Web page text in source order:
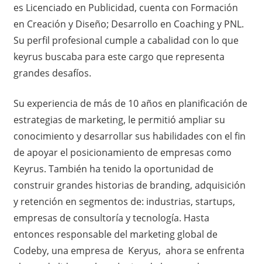
es Licenciado en Publicidad, cuenta con Formación
en Creación y Diseño; Desarrollo en Coaching y PNL.
Su perfil profesional cumple a cabalidad con lo que
keyrus buscaba para este cargo que representa
grandes desafíos.
Su experiencia de más de 10 años en planificación de
estrategias de marketing, le permitió ampliar su
conocimiento y desarrollar sus habilidades con el fin
de apoyar el posicionamiento de empresas como
Keyrus. También ha tenido la oportunidad de
construir grandes historias de branding, adquisición
y retención en segmentos de: industrias, startups,
empresas de consultoría y tecnología. Hasta
entonces responsable del marketing global de
Codeby, una empresa de Keryus, ahora se enfrenta